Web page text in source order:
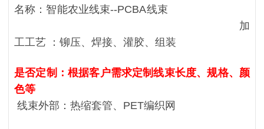
名称：智能农业线束--PCBA线束
加
工工艺 ：铆压、焊接、灌胶、组装
是否定制：根据客户需求定制线束长度、规格、颜
色等
线束外部：热缩套管、PET编织网